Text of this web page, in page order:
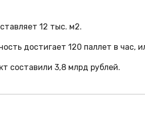
12 тыс. м2.
достигает 120 паллет в
составили 3,8 млрд рублей.